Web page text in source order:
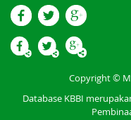
Copyright ©
Database KBBI